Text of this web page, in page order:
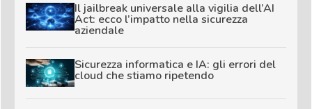
Il jailbreak universale alla vigilia dell’AI
Act: ecco l’impatto nella sicurezza
aziendale
Sicurezza informatica e IA: gli errori del
cloud che stiamo ripetendo